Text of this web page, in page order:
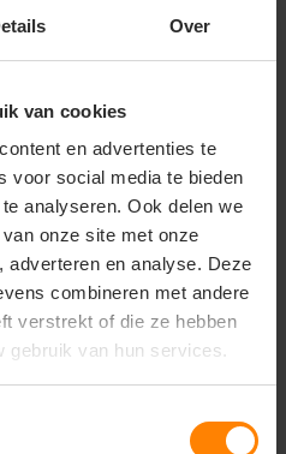
Over
van cookies
en advertenties te
voor social media te bieden
analyseren. Ook delen we
onze site met onze
adverteren en analyse. Deze
combineren met andere
verstrekt of die ze hebben
van hun services.
ook leuk